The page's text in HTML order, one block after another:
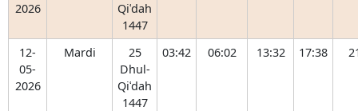
2026
Qiʿdah
1447
12-
05-
2026
Mardi
25
Dhul-
Qiʿdah
1447
03:42 06:02 13:32 17:38